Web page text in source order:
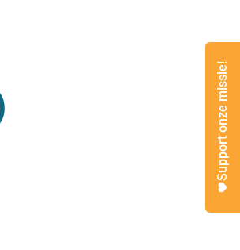
Support onze missie!